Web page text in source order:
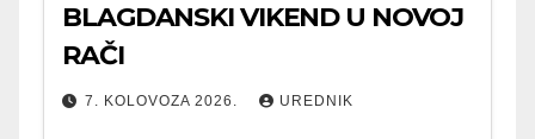
BLAGDANSKI VIKEND U NOVOJ
RAČI
7. KOLOVOZA 2026. UREDNIK